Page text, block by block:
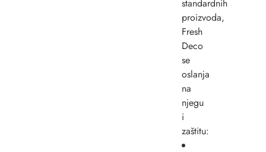
standardnih
proizvoda,
Fresh
Deco
se
oslanja
na
njegu
i
zaštitu: